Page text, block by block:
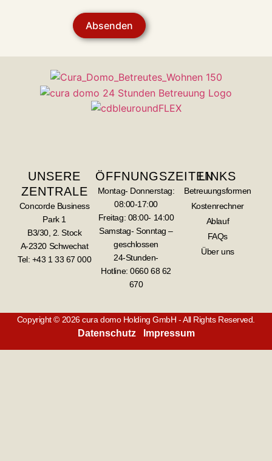
Absenden
UNSERE
ZENTRALE
Concorde Business
Park 1
B3/30, 2. Stock
A-2320 Schwechat
Tel: +43 1 33 67 000
ÖFFNUNGSZEITEN
Montag- Donnerstag:
08:00-17:00
Freitag: 08:00- 14:00
Samstag- Sonntag –
geschlossen
24-Stunden-
Hotline: 0660 68 62
670
LINKS
Betreuungsformen
Kostenrechner
Ablauf
FAQs
Über uns
Copyright © 2026 cura domo Holding GmbH - All Rights Reserved.
Datenschutz Impressum